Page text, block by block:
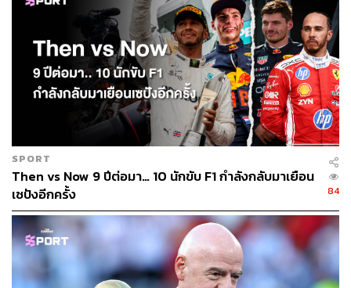
SPORT
Then vs Now 9 ปีต่อมา… 10 นักขับ F1 กำลังกลับมาเยือน
เซปังอีกครั้ง
84